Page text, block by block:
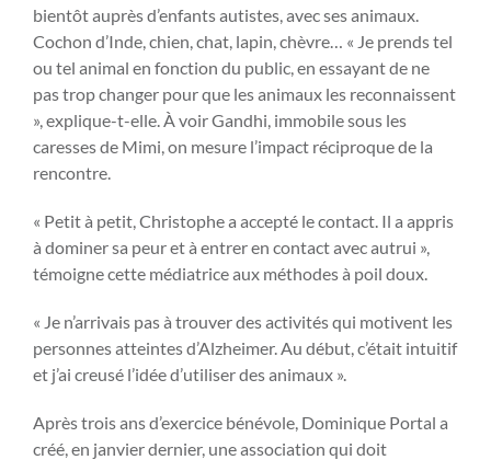
bientôt auprès d’enfants autistes, avec ses animaux.
Cochon d’Inde, chien, chat, lapin, chèvre… « Je prends tel
ou tel animal en fonction du public, en essayant de ne
pas trop changer pour que les animaux les reconnaissent
», explique-t-elle. À voir Gandhi, immobile sous les
caresses de Mimi, on mesure l’impact réciproque de la
rencontre.
« Petit à petit, Christophe a accepté le contact. Il a appris
à dominer sa peur et à entrer en contact avec autrui »,
témoigne cette médiatrice aux méthodes à poil doux.
« Je n’arrivais pas à trouver des activités qui motivent les
personnes atteintes d’Alzheimer. Au début, c’était intuitif
et j’ai creusé l’idée d’utiliser des animaux ».
Après trois ans d’exercice bénévole, Dominique Portal a
créé, en janvier dernier, une association qui doit